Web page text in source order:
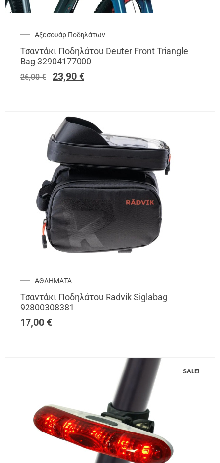
Αξεσουάρ Ποδηλάτων
Τσαντάκι Ποδηλάτου Deuter Front Triangle
Bag 32904177000
26,00€ 23,90 €
ΑΘΛΗΜΑΤΑ
Τσαντάκι Ποδηλάτου Radvik Siglabag
92800308381
17,00 €
SALE!